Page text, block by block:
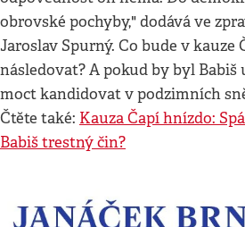
obrovské pochyby," dodává ve
Jaroslav Spurný. Co bude v kauze
následovat? A pokud by byl Babiš
moct kandidovat v podzimních
Čtěte také: Kauza Čapí hnízdo:
Babiš trestný čin?